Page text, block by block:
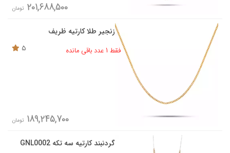
201,688,500 تومان
زنجیر طلا کارتیه ظریف
فقط 1 عدد باقی مانده
5
189,245,700 تومان
گردنبند کارتیه سه تکه GNL0002